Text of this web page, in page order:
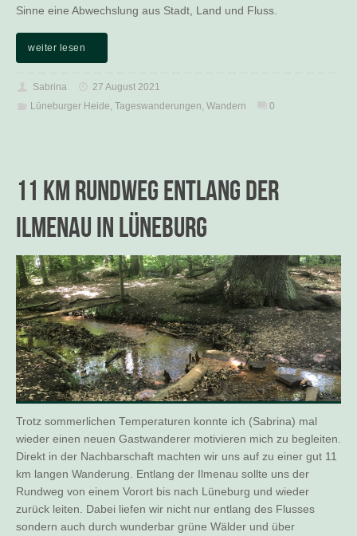
Sinne eine Abwechslung aus Stadt, Land und Fluss.
weiter lesen
Sabrina
27 August 2021
Lüneburger Heide, Tageswanderungen, Wandern 0
11 km Rundweg entlang der
Ilmenau in Lüneburg
Trotz sommerlichen Temperaturen konnte ich (Sabrina) mal
wieder einen neuen Gastwanderer motivieren mich zu begleiten.
Direkt in der Nachbarschaft machten wir uns auf zu einer gut 11
km langen Wanderung. Entlang der Ilmenau sollte uns der
Rundweg von einem Vorort bis nach Lüneburg und wieder
zurück leiten. Dabei liefen wir nicht nur entlang des Flusses
sondern auch durch wunderbar grüne Wälder und über